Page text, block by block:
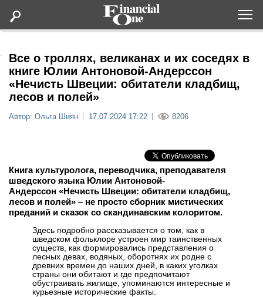
Статьи
Дайджесты
Мероприятия
Новости
Интервью
вконтакте
телеграм
Все о троллях, великанах и их соседях в
книге Юлии Антоновой-Андерссон
«Нечисть Швеции: обитатели кладбищ,
лесов и полей»
Автор: Ольга Шиян 17.07.2024 17:22 8206
Книга культуролога, переводчика, преподавателя
шведского языка Юлии Антоновой-
Андерссон «Нечисть Швеции: обитатели кладбищ,
лесов и полей» – не просто сборник мистических
преданий и сказок со скандинавским колоритом.
Здесь подробно рассказывается о том, как в
шведском фольклоре устроен мир таинственных
существ, как формировались представления о
лесных девах, водяных, оборотнях их родне с
древних времен до наших дней, в каких уголках
страны они обитают и где предпочитают
обустраивать жилище, упоминаются интересные и
курьезные исторические факты.